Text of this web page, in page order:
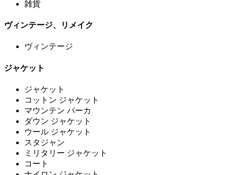
雑貨
ヴィンテージ、リメイク
ヴィンテージ
ジャケット
ジャケット
コットン ジャケット
マウンテン パーカ
ダウン ジャケット
ウール ジャケット
スタジャン
ミリタリー ジャケット
コート